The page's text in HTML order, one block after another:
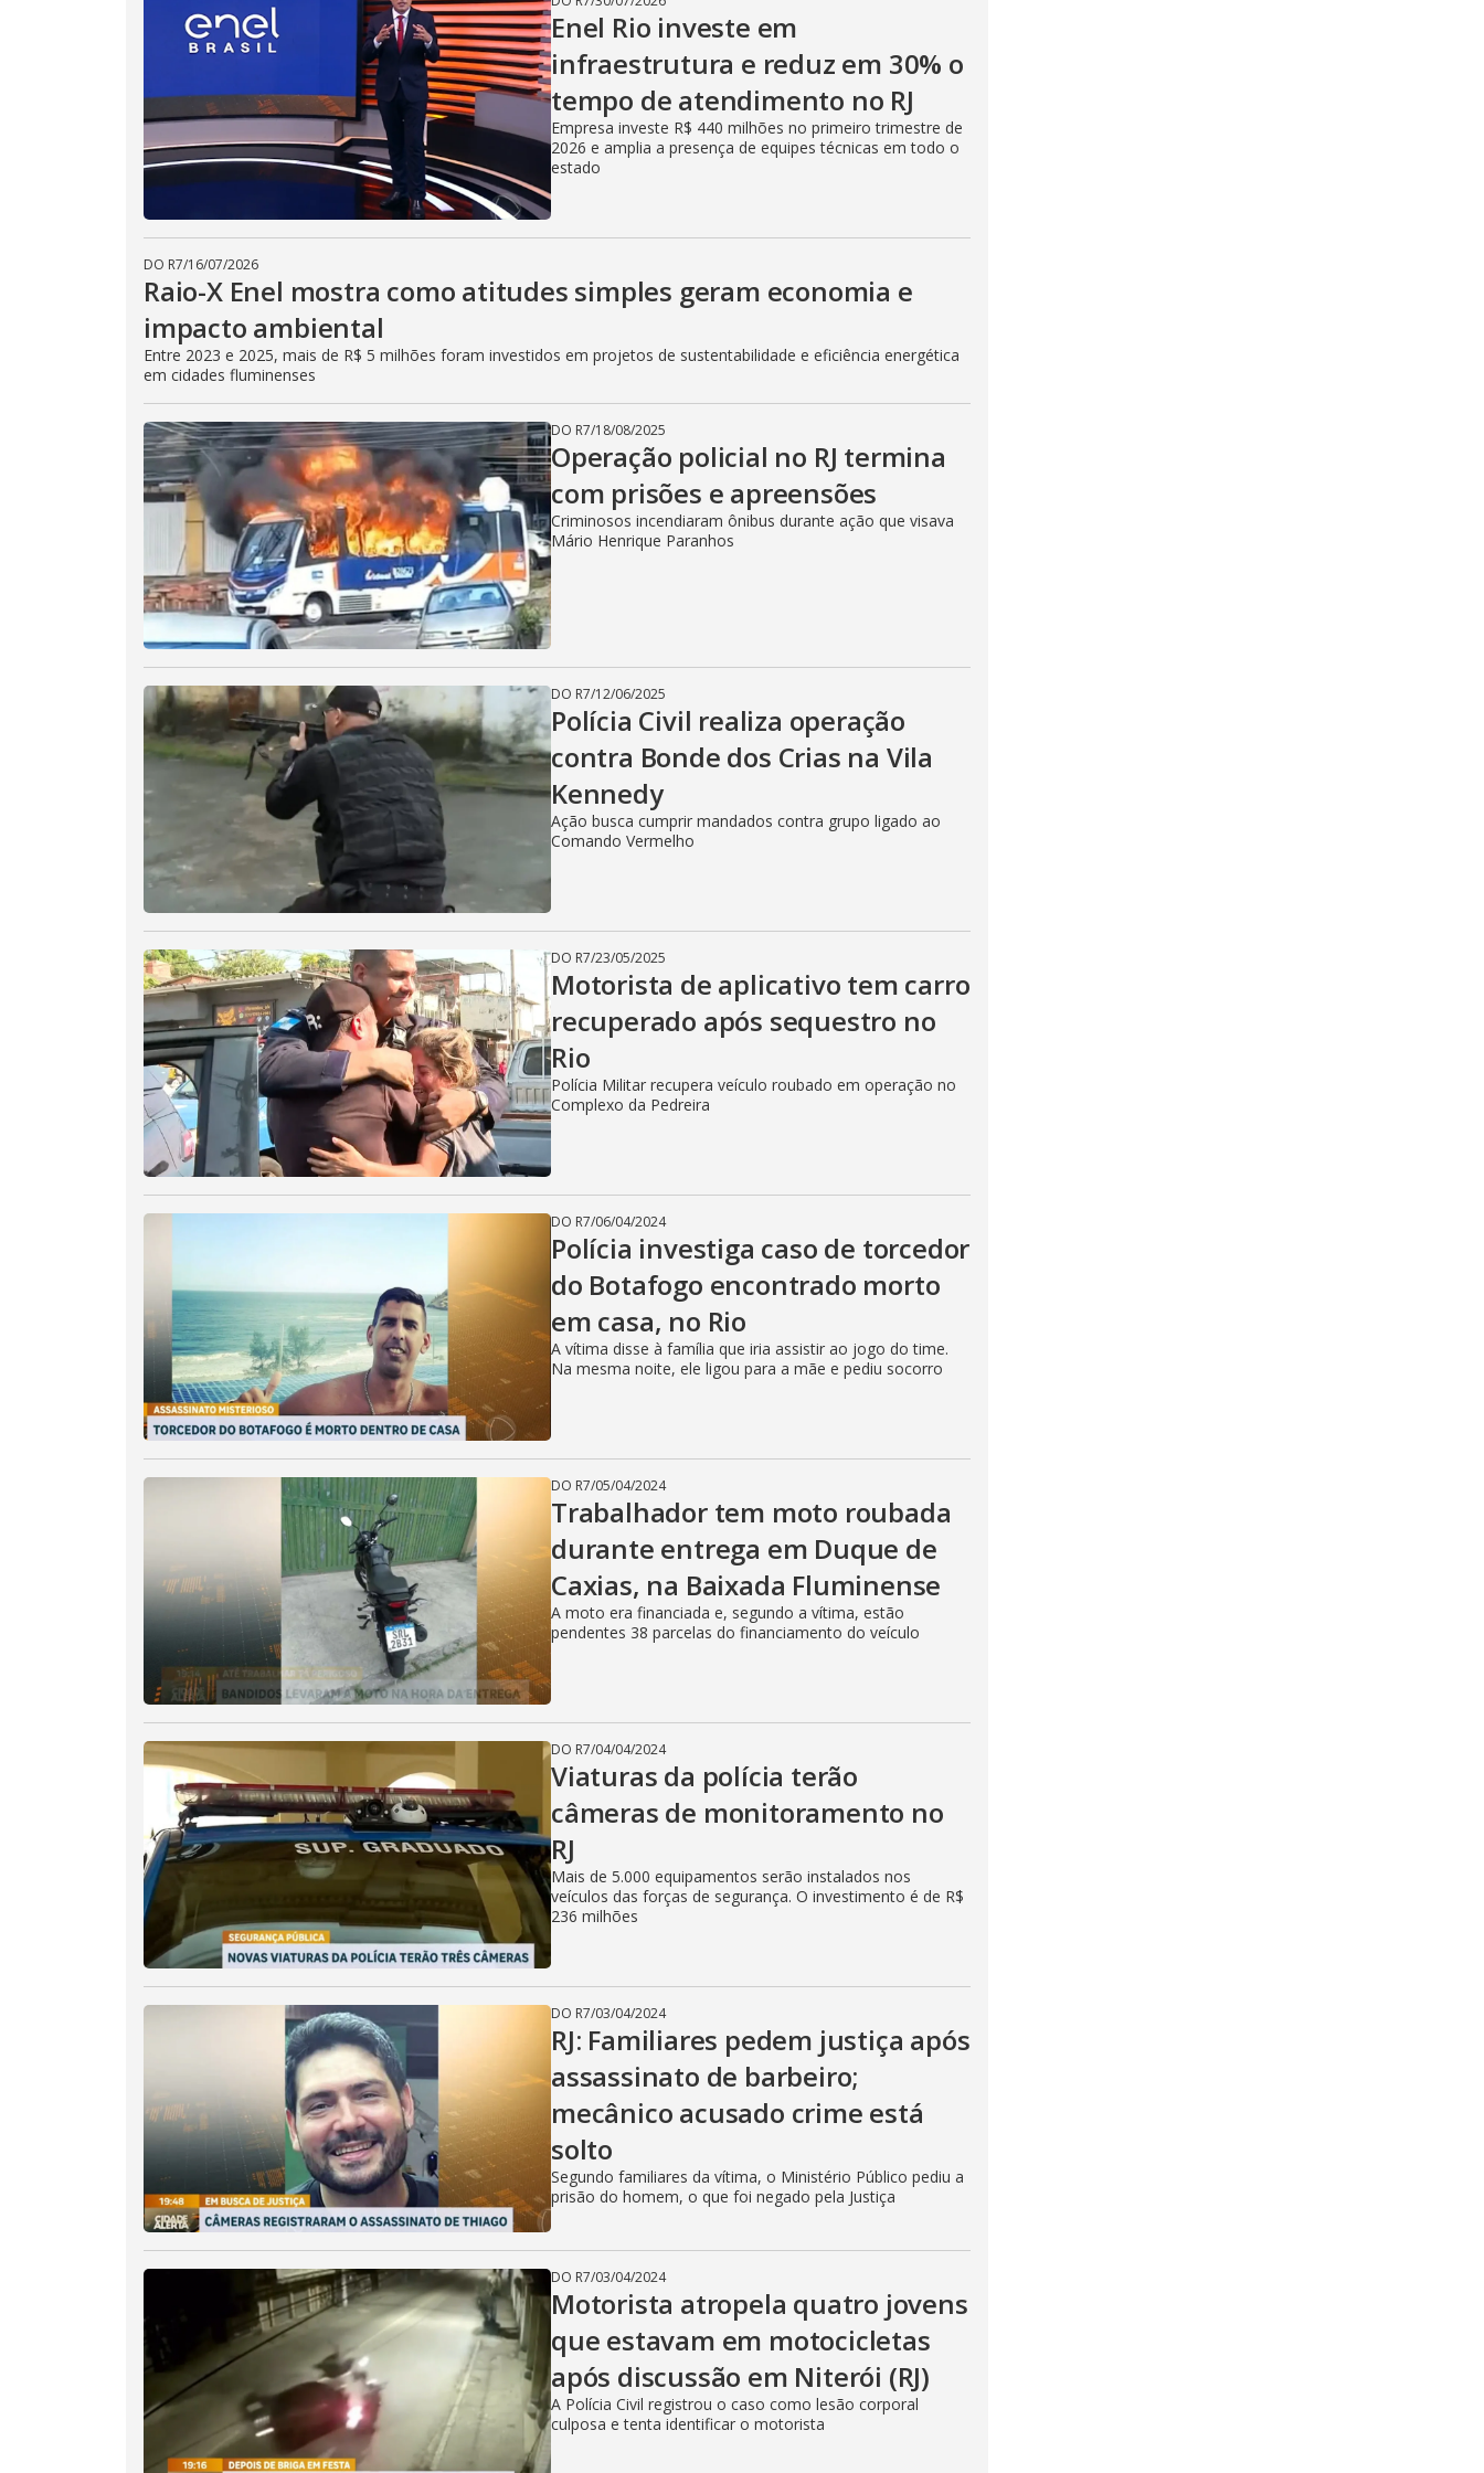
V
i
d
e
o
Enel Rio investe em
infraestrutura e reduz em 30% o
tempo de atendimento no RJ
Empresa investe R$ 440 milhões no primeiro trimestre de
2026 e amplia a presença de equipes técnicas em todo o
estado
DO R7/16/07/2026
Raio-X Enel mostra como atitudes simples geram economia e
impacto ambiental
Entre 2023 e 2025, mais de R$ 5 milhões foram investidos em projetos de sustentabilidade e eficiência energética
em cidades fluminenses
DO R7/18/08/2025
Operação policial no RJ termina
com prisões e apreensões
Criminosos incendiaram ônibus durante ação que visava
Mário Henrique Paranhos
DO R7/12/06/2025
Polícia Civil realiza operação
contra Bonde dos Crias na Vila
Kennedy
Ação busca cumprir mandados contra grupo ligado ao
Comando Vermelho
DO R7/23/05/2025
Motorista de aplicativo tem carro
recuperado após sequestro no
Rio
Polícia Militar recupera veículo roubado em operação no
Complexo da Pedreira
DO R7/06/04/2024
Polícia investiga caso de torcedor
do Botafogo encontrado morto
em casa, no Rio
A vítima disse à família que iria assistir ao jogo do time.
Na mesma noite, ele ligou para a mãe e pediu socorro
DO R7/05/04/2024
Trabalhador tem moto roubada
durante entrega em Duque de
Caxias, na Baixada Fluminense
A moto era financiada e, segundo a vítima, estão
pendentes 38 parcelas do financiamento do veículo
DO R7/04/04/2024
Viaturas da polícia terão
câmeras de monitoramento no
RJ
Mais de 5.000 equipamentos serão instalados nos
veículos das forças de segurança. O investimento é de R$
236 milhões
DO R7/03/04/2024
RJ: Familiares pedem justiça após
assassinato de barbeiro;
mecânico acusado crime está
solto
Segundo familiares da vítima, o Ministério Público pediu a
prisão do homem, o que foi negado pela Justiça
DO R7/03/04/2024
Motorista atropela quatro jovens
que estavam em motocicletas
após discussão em Niterói (RJ)
A Polícia Civil registrou o caso como lesão corporal
culposa e tenta identificar o motorista